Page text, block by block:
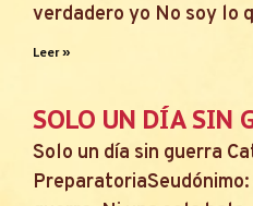
verdadero yo No soy lo
Leer »
SOLO UN DÍA SIN
Solo un día sin guerra